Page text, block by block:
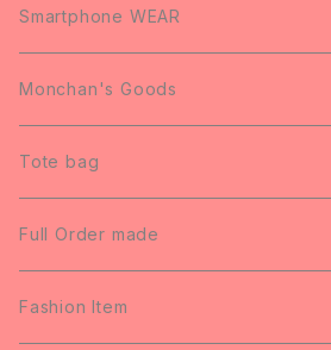
Smartphone WEAR
Monchan's Goods
Tote bag
Full Order made
Wedding Welcome Board
Fashion Item